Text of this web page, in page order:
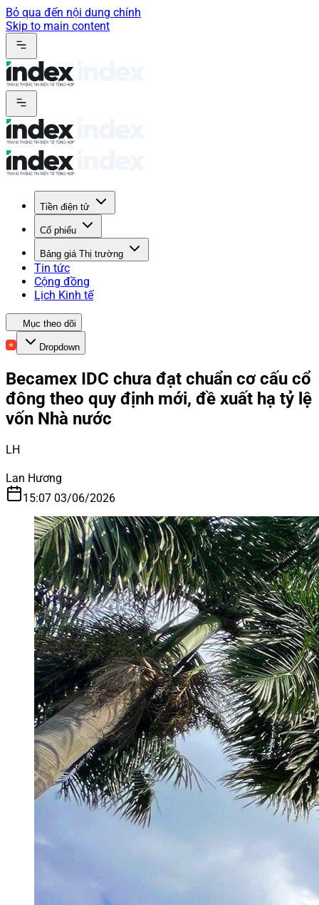
Bỏ qua đến nội dung chính
Skip to main content
Tiền điện tử
Cổ phiếu
Bảng giá Thị trường
Tin tức
Cộng đồng
Lịch Kinh tế
Mục theo dõi
Dropdown
Becamex IDC chưa đạt chuẩn cơ cấu cổ
đông theo quy định mới, đề xuất hạ tỷ lệ
vốn Nhà nước
LH
Lan Hương
15:07 03/06/2026